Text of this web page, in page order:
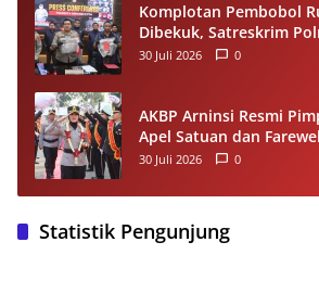
Komplotan Pembobol
Dibekuk, Satreskrim
Tangkap 4 Pelaku dan
30 Juli 2026 0
AKBP Arninsi Resmi
Apel Satuan dan
Estafet Kepemimpinan
30 Juli 2026 0
Statistik Pengunjung